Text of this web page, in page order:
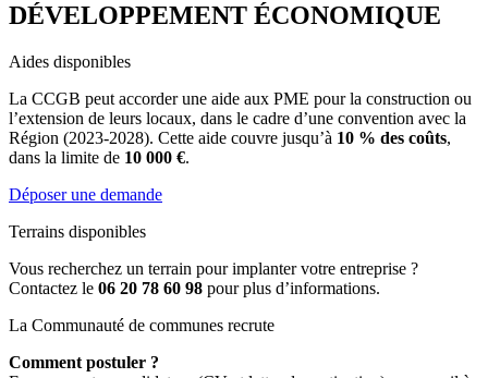
DÉVELOPPEMENT ÉCONOMIQUE
Aides disponibles
La CCGB peut accorder une aide aux PME pour la construction ou
l’extension de leurs locaux, dans le cadre d’une convention avec la
Région (2023-2028). Cette aide couvre jusqu’à 10 % des coûts,
dans la limite de 10 000 €.
Déposer une demande
Terrains disponibles
Vous recherchez un terrain pour implanter votre entreprise ?
Contactez le 06 20 78 60 98 pour plus d’informations.
La Communauté de communes recrute
Comment postuler ?